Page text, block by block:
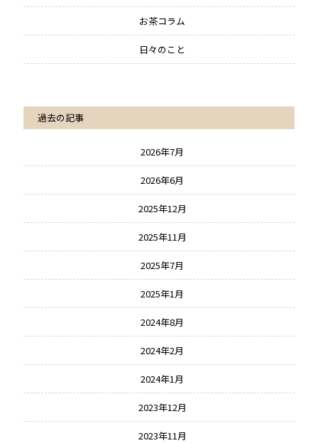
お茶コラム
日々のこと
過去の記事
2026年7月
2026年6月
2025年12月
2025年11月
2025年7月
2025年1月
2024年8月
2024年2月
2024年1月
2023年12月
2023年11月